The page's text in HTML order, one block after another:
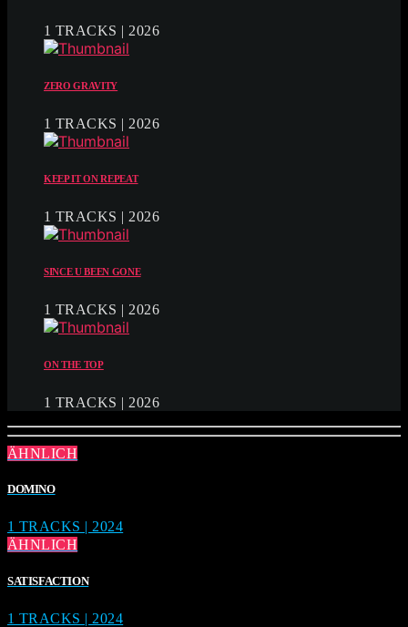
1 TRACKS | 2026
ZERO GRAVITY
1 TRACKS | 2026
KEEP IT ON REPEAT
1 TRACKS | 2026
SINCE U BEEN GONE
1 TRACKS | 2026
ON THE TOP
1 TRACKS | 2026
ÄHNLICH
DOMINO
1 TRACKS | 2024
ÄHNLICH
SATISFACTION
1 TRACKS | 2024